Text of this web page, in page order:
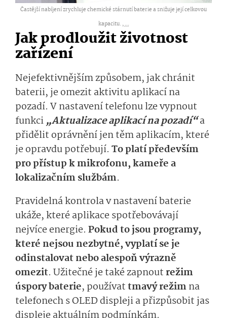
Častější nabíjení zrychluje chemické stárnutí baterie a snižuje její celkovou
kapacitu. ,...
Jak prodloužit životnost
zařízení
Nejefektivnějším způsobem, jak chránit
baterii, je omezit aktivitu aplikací na
pozadí. V nastavení telefonu lze vypnout
funkci„Aktualizace aplikací na pozadí“a
přidělit oprávnění jen těm aplikacím, které
je opravdu potřebují. To platí především
pro přístup k mikrofonu, kameře a
lokalizačním službám.
Pravidelná kontrola v nastavení baterie
ukáže, které aplikace spotřebovávají
nejvíce energie. Pokud to jsou programy,
které nejsou nezbytné, vyplatí se je
odinstalovat nebo alespoň výrazně
omezit. Užitečné je také zapnout režim
úspory baterie, používattmavý režimna
telefonech s OLED displeji a přizpůsobit jas